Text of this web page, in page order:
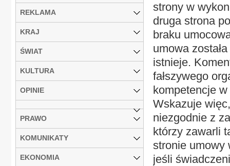
strony w
druga strona
braku
umowa
istnieje.
fałszywego
kompetencje
Wskazuje
niezgodnie z
którzy zawarli
stronie umowy
jeśli
REKLAMA
KRAJ
ŚWIAT
KULTURA
OPINIE
PRAWO
KOMUNIKATY
EKONOMIA